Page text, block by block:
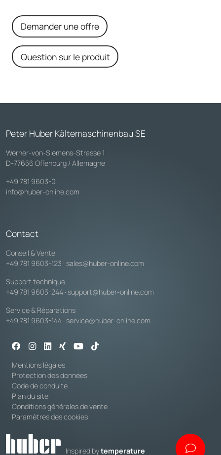
Demander une offre
Question sur le produit
Peter Huber Kältemaschinenbau SE
Werner-von-Siemens-Strasse 1
D-77656 Offenburg / Allemagne
+49 781 9603-0
info@huber-online.com
Contact
Conseil & Vente
+49 781 9603-123 · sales@huber-online.com
Support technique
+49 781 9603-244 · support@huber-online.com
Service & Réparations
+49 781 9603-144 · service@huber-online.com
Mentions légales
Protection des données
Code de conduite
Plan du site
Conditions générales de vente
Paramètres des cookies
Inspired bytemperature